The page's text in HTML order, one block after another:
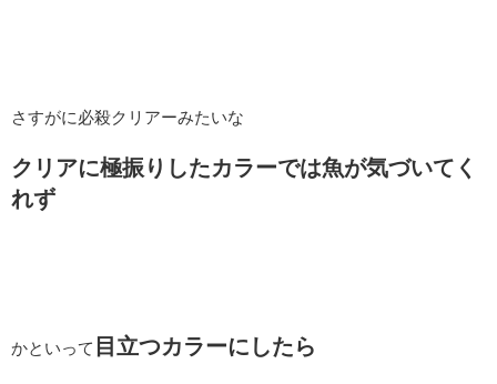
さすがに必殺クリアーみたいな
クリアに極振りしたカラーでは魚が気づいてく
れず
かといって 目立つカラーにしたら